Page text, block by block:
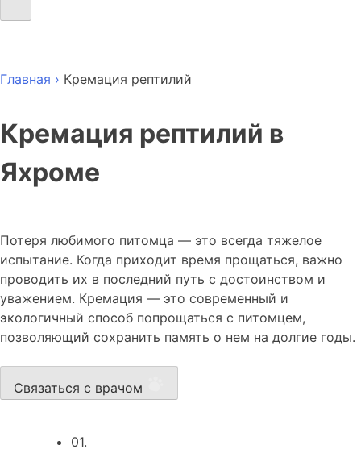
Главная › Кремация рептилий
Кремация рептилий в
Яхроме
Потеря любимого питомца — это всегда тяжелое
испытание. Когда приходит время прощаться, важно
проводить их в последний путь с достоинством и
уважением. Кремация — это современный и
экологичный способ попрощаться с питомцем,
позволяющий сохранить память о нем на долгие годы.
Связаться с врачом
01.